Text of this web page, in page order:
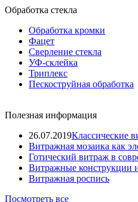
Обработка стекла
Обработка кромки
Фацет
Сверление стекла
УФ-склейка
Триплекс
Пескоструйная обработка
Полезная информация
26.07.2019Классические
Витражная мозаика как
Готический витраж в
Витражные конструкции
Витражная роспись
Посмотреть все